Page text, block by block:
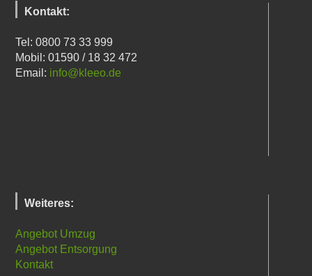
Kontakt:
Tel: 0800 73 33 999
Mobil: 01590 / 18 32 472
Email: info@kleeo.de
Weiteres:
Angebot Umzug
Angebot Entsorgung
Kontakt